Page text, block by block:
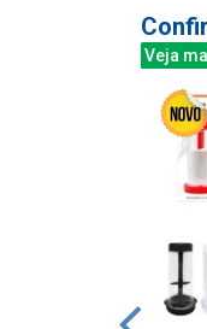
Veja